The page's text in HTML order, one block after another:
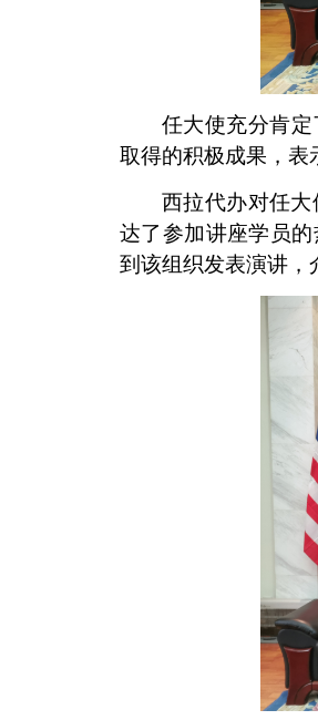
任大使充分肯
取得的积极成果，表
西拉代办对任
达了参加讲座学员
到该组织发表演讲，